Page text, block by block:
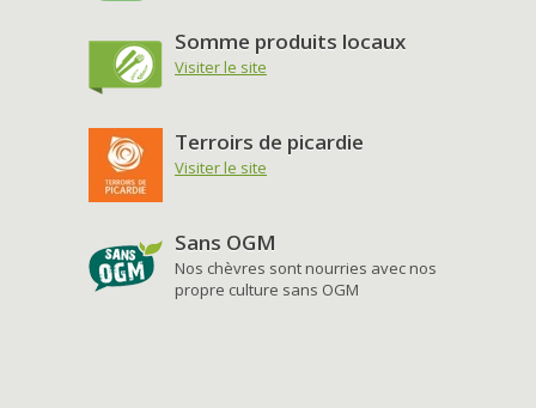
Somme produits locaux
Visiter le site
Terroirs de picardie
Visiter le site
Sans OGM
Nos chèvres sont nourries avec nos
propre culture sans OGM